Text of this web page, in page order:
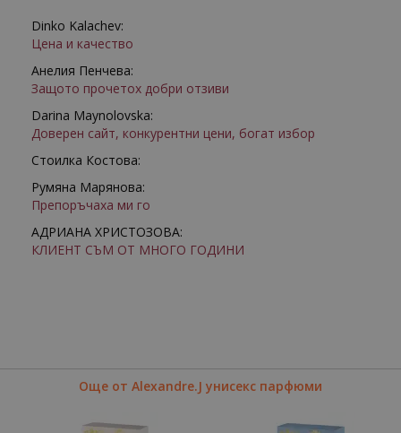
Dinko Kalachev:
Цена и качество
Анелия Пенчева:
Защото прочетох добри отзиви
Darina Maynolovska:
Доверен сайт, конкурентни цени, богат избор
Стоилка Костова:
Румяна Марянова:
Препоръчаха ми го
АДРИАНА ХРИСТОЗОВА:
КЛИЕНТ СЪМ ОТ МНОГО ГОДИНИ
Още от Alexandre.J унисекс парфюми